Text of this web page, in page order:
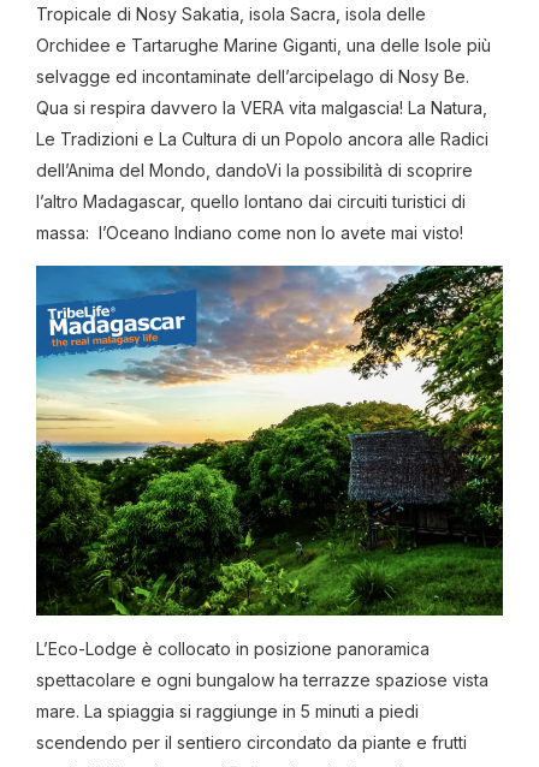
Tropicale di Nosy Sakatia, isola Sacra, isola delle
Orchidee e Tartarughe Marine Giganti, una delle Isole più
selvagge ed incontaminate dell’arcipelago di Nosy Be.
Qua si respira davvero la VERA vita malgascia! La Natura,
Le Tradizioni e La Cultura di un Popolo ancora alle Radici
dell’Anima del Mondo, dandoVi la possibilità di scoprire
l’altro Madagascar, quello lontano dai circuiti turistici di
massa: l’Oceano Indiano come non lo avete mai visto!
L’Eco-Lodge è collocato in posizione panoramica
spettacolare e ogni bungalow ha terrazze spaziose vista
mare. La spiaggia si raggiunge in 5 minuti a piedi
scendendo per il sentiero circondato da piante e frutti